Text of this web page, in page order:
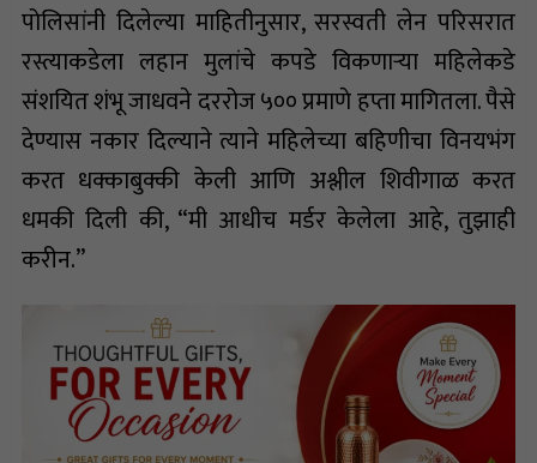
पोलिसांनी दिलेल्या माहितीनुसार, सरस्वती लेन परिसरात
रस्त्याकडेला लहान मुलांचे कपडे विकणाऱ्या महिलेकडे
संशयित शंभू जाधवने दररोज ₹५०० प्रमाणे हप्ता मागितला. पैसे
देण्यास नकार दिल्याने त्याने महिलेच्या बहिणीचा विनयभंग
करत धक्काबुक्की केली आणि अश्लील शिवीगाळ करत
धमकी दिली की, “मी आधीच मर्डर केलेला आहे, तुझाही
करीन.”